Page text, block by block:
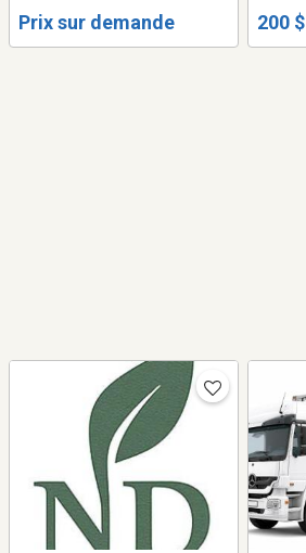
Prix sur demande 200 $